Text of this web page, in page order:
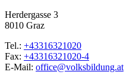
Herdergasse 3
8010 Graz
Tel.: +43316321020
Fax: +43316321020-4
E-Mail: office@volksbildung.at